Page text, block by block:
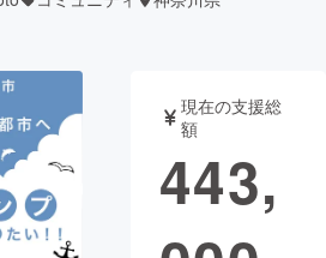
ガジェット
書籍・雑誌
現在の支援総
額
443,